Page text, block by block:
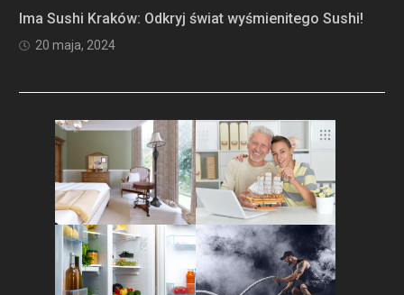
Ima Sushi Kraków: Odkryj świat wyśmienitego Sushi!
20 maja, 2024